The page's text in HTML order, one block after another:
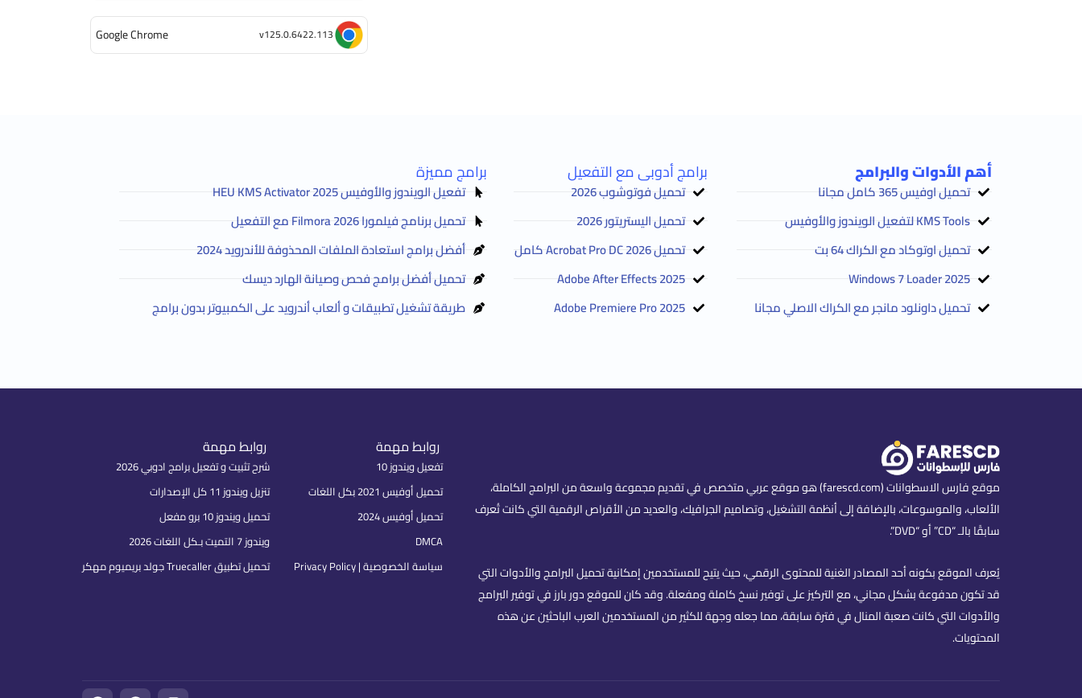
Google Chrome v125.0.6422.113
أهم الأدوات والبرامج
تحميل اوفيس 365 كامل مجانا
KMS Tools لتفعيل الويندوز والأوفيس
تحميل اوتوكاد مع الكراك 64 بت
2025 Windows 7 Loader
تحميل داونلود مانجر مع الكراك الاصلي مجانا
برامج أدوبى مع التفعيل
تحميل فوتوشوب 2026
تحميل اليستريتور 2026
تحميل Acrobat Pro DC 2026 كامل
Adobe After Effects 2025
Adobe Premiere Pro 2025
برامج مميزة
تفعيل الويندوز والأوفيس HEU KMS Activator 2025
تحميل برنامج فيلمورا Filmora 2026 مع التفعيل
أفضل برامج استعادة الملفات المحذوفة للأندرويد 2024
تحميل أفضل برامج فحص وصيانة الهارد ديسك
طريقة تشغيل تطبيقات و ألعاب أندرويد على الكمبيوتر بدون برامج
موقع فارس الاسطوانات (farescd.com) هو موقع عربي متخصص في تقديم مجموعة واسعة من البرامج الكاملة،
الألعاب، والموسوعات، بالإضافة إلى أنظمة التشغيل، وتصاميم الجرافيك، والعديد من الأقراص الرقمية التي كانت تُعرف
سابقًا بالـ “CD” أو “DVD”.
يُعرف الموقع بكونه أحد المصادر الغنية للمحتوى الرقمي، حيث يتيح للمستخدمين إمكانية تحميل البرامج والأدوات التي
قد تكون مدفوعة بشكل مجاني، مع التركيز على توفير نسخ كاملة ومفعلة. وقد كان للموقع دور بارز في توفير البرامج
والأدوات التي كانت صعبة المنال في فترة سابقة، مما جعله وجهة للكثير من المستخدمين العرب الباحثين عن هذه
المحتويات.
روابط مهمة
تفعيل ويندوز 10
تحميل أوفيس 2021 بكل اللغات
تحميل أوفيس 2024
DMCA
سياسة الخصوصية | Privacy Policy
روابط مهمة
شرح تثبيت و تفعيل برامج ادوبي 2026
تنزيل ويندوز 11 كل الإصدارات
تحميل ويندوز 10 برو مفعل
ويندوز 7 التميت بـكل اللغات 2026
تحميل تطبيق Truecaller جولد بريميوم مهكر